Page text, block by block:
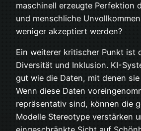
maschinell erzeugte Perfektion
und menschliche
weniger akzeptiert werden?
Ein weiterer kritischer Punkt ist
Diversität und Inklusion. KI-
gut wie die Daten, mit denen
Wenn diese Daten
repräsentativ sind, können die
Modelle Stereotype verstärken